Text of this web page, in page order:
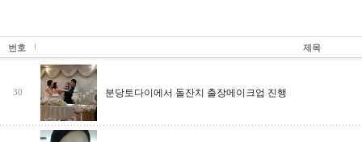
번호 제목
30 분당토다이에서 돌잔치 출장메이크업 진행